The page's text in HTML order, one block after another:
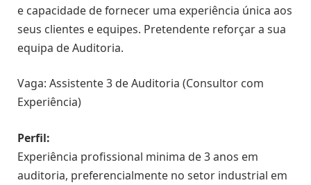
e capacidade de fornecer uma experiência única aos
seus clientes e equipes. Pretendente reforçar a sua
equipa de Auditoria.
Vaga: Assistente 3 de Auditoria (Consultor com
Experiência)
Perfil:
Experiência profissional minima de 3 anos em
auditoria, preferencialmente no setor industrial em